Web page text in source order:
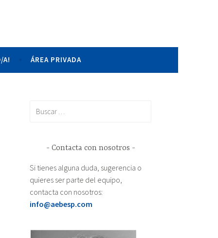
A! ÁREA PRIVADA
Contacta con nosotros
Si tienes alguna duda, sugerencia o
quieres ser parte del equipo,
contacta con nosotros:
info@aebesp.com